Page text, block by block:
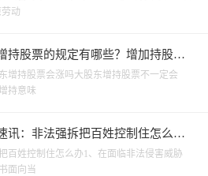
动
持股票的规定有哪些？增加持股的
焦点
增持股票会涨吗大股东增持股票不一定会
持意味
讯：非法强拆把百姓控制住怎么办
下强拆是违法的？
百姓控制住怎么办1、在面临非法侵害威胁
面向当